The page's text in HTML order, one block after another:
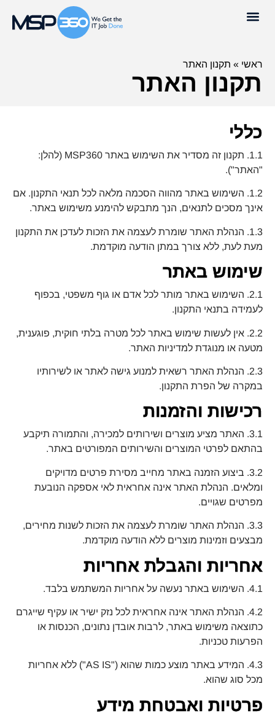
ראשי » תקנון האתר
תקנון האתר
כללי
1.1. תקנון זה מסדיר את השימוש באתר MSP360 (להלן:
"האתר").
1.2. השימוש באתר מהווה הסכמה מלאה לכל תנאי התקנון. אם
אינך מסכים לתנאים, הנך מתבקש להימנע משימוש באתר.
1.3. הנהלת האתר שומרת לעצמה את הזכות לעדכן את התקנון
מעת לעת, ללא צורך במתן הודעה מוקדמת.
שימוש באתר
2.1. השימוש באתר מותר לכל אדם או גוף משפטי, בכפוף
לעמידה בתנאי התקנון.
2.2. אין לעשות שימוש באתר לכל מטרה בלתי חוקית, פוגענית,
מטעה או מנוגדת למדיניות האתר.
2.3. הנהלת האתר רשאית למנוע גישה לאתר או לשירותיו
במקרה של הפרת התקנון.
רכישות והזמנות
3.1. האתר מציע מוצרים ושירותים למכירה, והתמורה תיקבע
בהתאם לפרטי המוצרים והשירותים המפורטים באתר.
3.2. ביצוע הזמנה באתר מחייב מסירת פרטים מדויקים
ומלאים. הנהלת האתר אינה אחראית לאי אספקה הנובעת
מפרטים שגויים.
3.3. הנהלת האתר שומרת לעצמה את הזכות לשנות מחירים,
מבצעים וזמינות מוצרים ללא הודעה מוקדמת.
אחריות והגבלת אחריות
4.1. השימוש באתר נעשה על אחריות המשתמש בלבד.
4.2. הנהלת האתר אינה אחראית לכל נזק ישיר או עקיף שייגרם
כתוצאה משימוש באתר, לרבות אובדן נתונים, הכנסות או
הפרעות טכניות.
4.3. המידע באתר מוצע כמות שהוא ("AS IS") ללא אחריות
מכל סוג שהוא.
פרטיות ואבטחת מידע